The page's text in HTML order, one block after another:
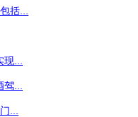
括...
...
...
...